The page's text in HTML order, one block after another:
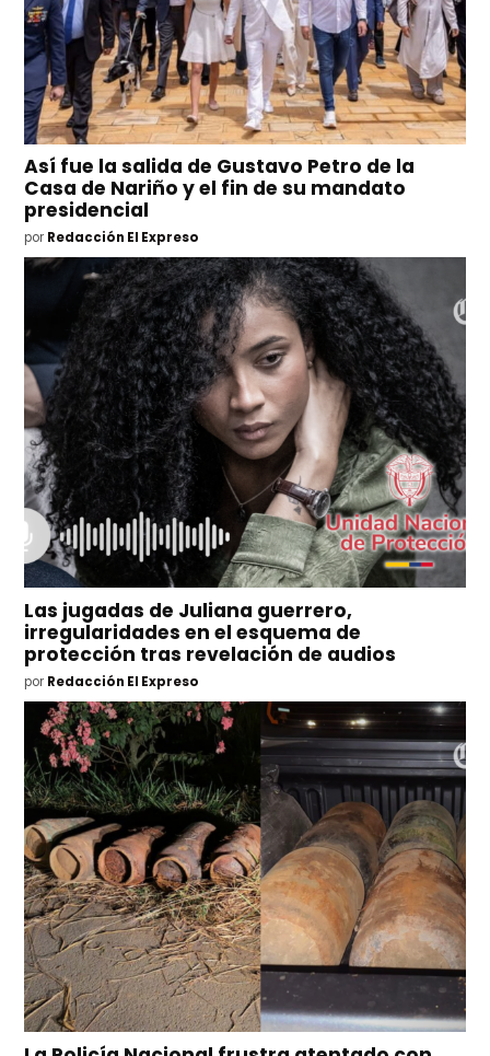
Así fue la salida de Gustavo Petro de la
Casa de Nariño y el fin de su mandato
presidencial
por Redacción El Expreso
Las jugadas de Juliana guerrero,
irregularidades en el esquema de
protección tras revelación de audios
por Redacción El Expreso